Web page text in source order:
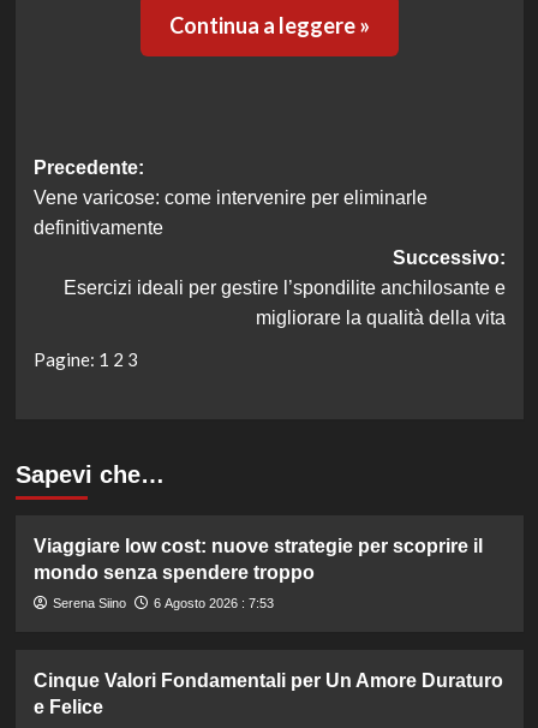
Continua a leggere »
Navigazione
articolo
Precedente:
Vene varicose: come intervenire per eliminarle
definitivamente
Successivo:
Esercizi ideali per gestire l’spondilite anchilosante e
migliorare la qualità della vita
Pagine: 1 2 3
Sapevi che…
Viaggiare low cost: nuove strategie per scoprire il
mondo senza spendere troppo
Serena Siino 6 Agosto 2026 : 7:53
Cinque Valori Fondamentali per Un Amore Duraturo
e Felice